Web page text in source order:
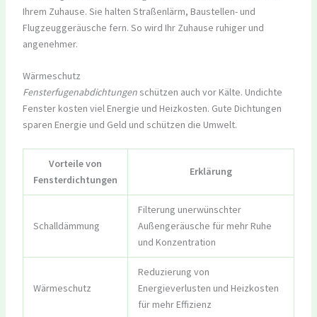
Ihrem Zuhause. Sie halten Straßenlärm, Baustellen- und
Flugzeuggeräusche fern. So wird Ihr Zuhause ruhiger und
angenehmer.
Wärmeschutz
Fensterfugenabdichtungenschützen auch vor Kälte. Undichte
Fenster kosten viel Energie und Heizkosten. Gute Dichtungen
sparen Energie und Geld und schützen die Umwelt.
Vorteile von
Fensterdichtungen
Erklärung
Schalldämmung
Filterung unerwünschter
Außengeräusche für mehr Ruhe
und Konzentration
Wärmeschutz
Reduzierung von
Energieverlusten und Heizkosten
für mehr Effizienz